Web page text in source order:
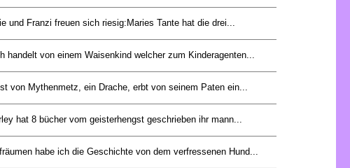
und Franzi freuen sich riesig:Maries Tante hat die drei...
handelt von einem Waisenkind welcher zum Kinderagenten...
von Mythenmetz, ein Drache, erbt von seinem Paten ein...
hat 8 bücher vom geisterhengst geschrieben ihr mann...
habe ich die Geschichte von dem verfressenen Hund...